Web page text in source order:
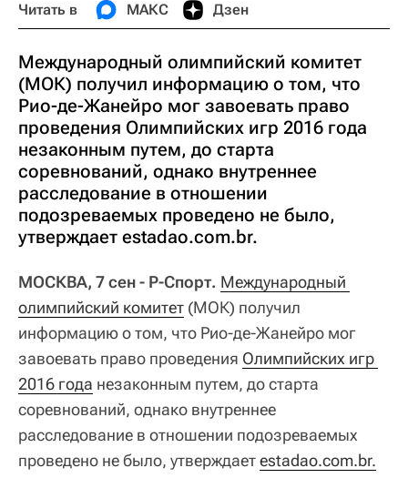
Читать в МАКС Дзен
Международный олимпийский комитет
(МОК) получил информацию о том, что
Рио-де-Жанейро мог завоевать право
проведения Олимпийских игр 2016 года
незаконным путем, до старта
соревнований, однако внутреннее
расследование в отношении
подозреваемых проведено не было,
утверждает estadao.com.br.
МОСКВА, 7 сен - Р-Спорт. Международный
олимпийский комитет (МОК) получил
информацию о том, что Рио-де-Жанейро мог
завоевать право проведения Олимпийских игр
2016 года незаконным путем, до старта
соревнований, однако внутреннее
расследование в отношении подозреваемых
проведено не было, утверждаетestadao.com.br.